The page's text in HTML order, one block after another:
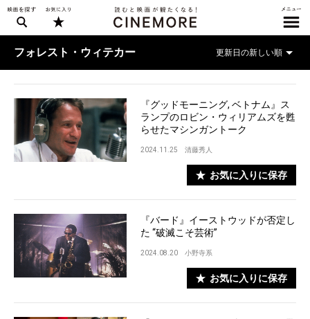
フォレスト・ウィテカー
『グッドモーニング, ベトナム』ス
ランプのロビン・ウィリアムズを甦
らせたマシンガントーク
2024.11.25 清藤秀人
お気に入りに保存
『バード』イーストウッドが否定し
た “破滅こそ芸術”
2024.08.20 小野寺系
お気に入りに保存